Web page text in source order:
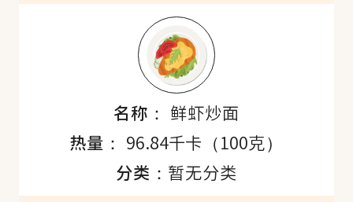
名称： 鲜虾炒面
热量： 96.84千卡（100克）
分类： 暂无分类